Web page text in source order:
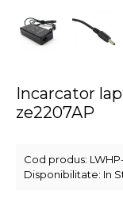
Incarcator
ze2207AP
Cod produs:
Disponibilitate: In